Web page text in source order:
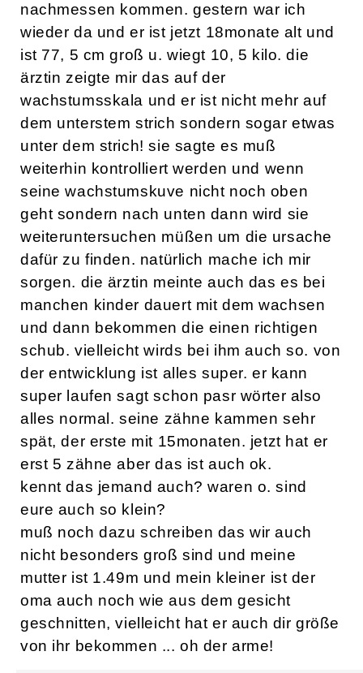
nachmessen kommen. gestern war ich
wieder da und er ist jetzt 18monate alt und
ist 77, 5 cm groß u. wiegt 10, 5 kilo. die
ärztin zeigte mir das auf der
wachstumsskala und er ist nicht mehr auf
dem unterstem strich sondern sogar etwas
unter dem strich! sie sagte es muß
weiterhin kontrolliert werden und wenn
seine wachstumskuve nicht noch oben
geht sondern nach unten dann wird sie
weiteruntersuchen müßen um die ursache
dafür zu finden. natürlich mache ich mir
sorgen. die ärztin meinte auch das es bei
manchen kinder dauert mit dem wachsen
und dann bekommen die einen richtigen
schub. vielleicht wirds bei ihm auch so. von
der entwicklung ist alles super. er kann
super laufen sagt schon pasr wörter also
alles normal. seine zähne kammen sehr
spät, der erste mit 15monaten. jetzt hat er
erst 5 zähne aber das ist auch ok.
kennt das jemand auch? waren o. sind
eure auch so klein?
muß noch dazu schreiben das wir auch
nicht besonders groß sind und meine
mutter ist 1.49m und mein kleiner ist der
oma auch noch wie aus dem gesicht
geschnitten, vielleicht hat er auch dir größe
von ihr bekommen ... oh der arme!